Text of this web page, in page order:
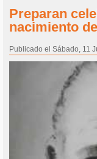
Preparan
nacimiento
Publicado el Sábado, 11